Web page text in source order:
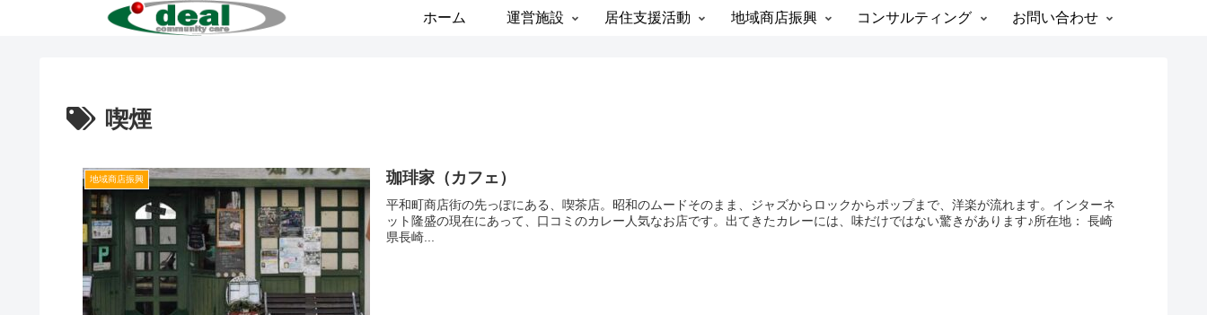
ホーム 運営施設 居住支援活動 地域商店振興 コンサルティング お問い合わせ
喫煙
地域商店振興 珈琲家（カフェ）
平和町商店街の先っぽにある、喫茶店。昭和のムードそのまま、ジャズからロックからポップまで、洋楽が流れます。インターネ
ット隆盛の現在にあって、口コミのカレー人気なお店です。出てきたカレーには、味だけではない驚きがあります♪所在地： 長崎
県長崎...